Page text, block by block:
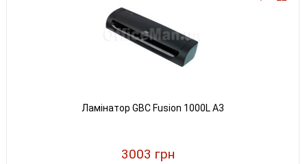
Ламінатор GBC Fusion 1000L A3
3003 грн